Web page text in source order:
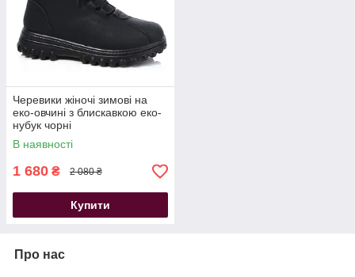
Черевики жіночі зимові на
еко-овчині з блискавкою еко-
нубук чорні
В наявності
1 680 ₴ 2 080 ₴
Купити
Про нас